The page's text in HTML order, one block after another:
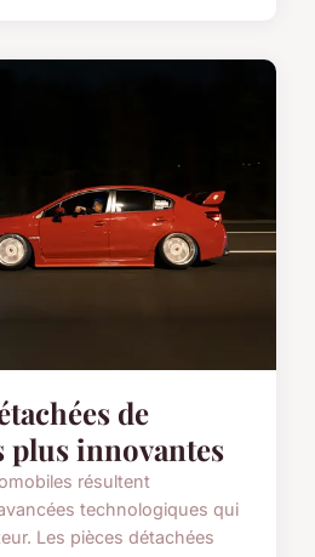
de
plus innovantes
résultent
technologiques qui
Les pièces détachées